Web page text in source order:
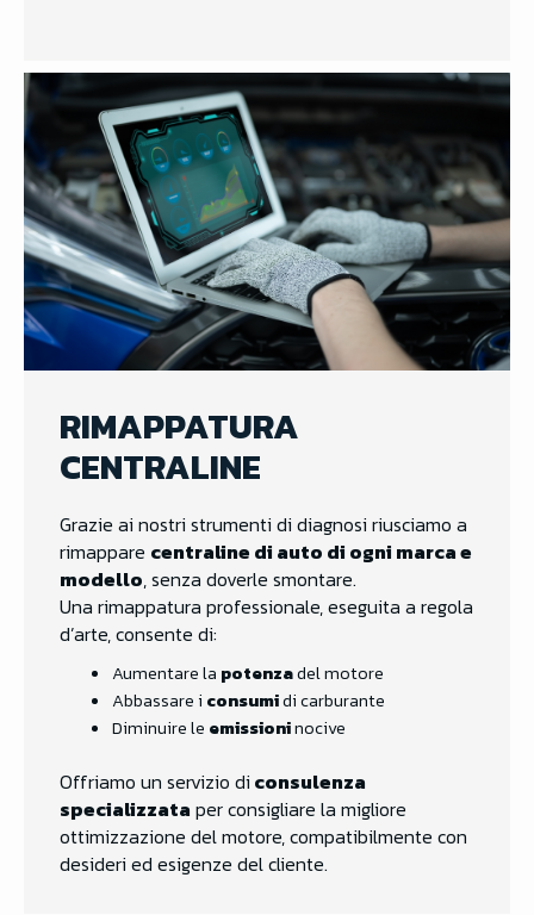
RIMAPPATURA
CENTRALINE
Grazie ai nostri strumenti di diagnosi riusciamo a
rimappare centraline di auto di ogni marca e
modello, senza doverle smontare.
Una rimappatura professionale, eseguita a regola
d’arte, consente di:
Aumentare la potenzadel motore
Abbassare i consumidi carburante
Diminuire le emissioninocive
Offriamo un servizio di consulenza
specializzata per consigliare la migliore
ottimizzazione del motore, compatibilmente con
desideri ed esigenze del cliente.